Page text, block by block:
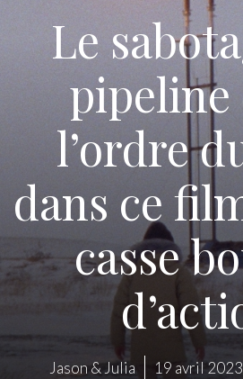
Le
pipeline
l’ordre
dans ce
casse
Jason & Julia 19 avril 2023